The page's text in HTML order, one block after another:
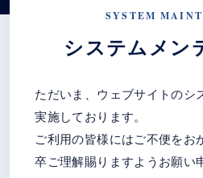
SYSTEM
システムメン
ただいま、ウェブサイトのシ
実施しております。
ご利用の皆様にはご不便をお
卒ご理解賜りますようお願い